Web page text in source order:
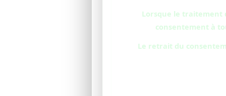
Lorsque le traitement
consentement à
Le retrait du